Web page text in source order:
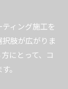
ィング施工を
肢が広がりま
にとって、コ
。